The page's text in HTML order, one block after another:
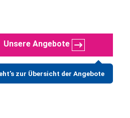
Unsere Angebote
zur Übersicht der Angebote